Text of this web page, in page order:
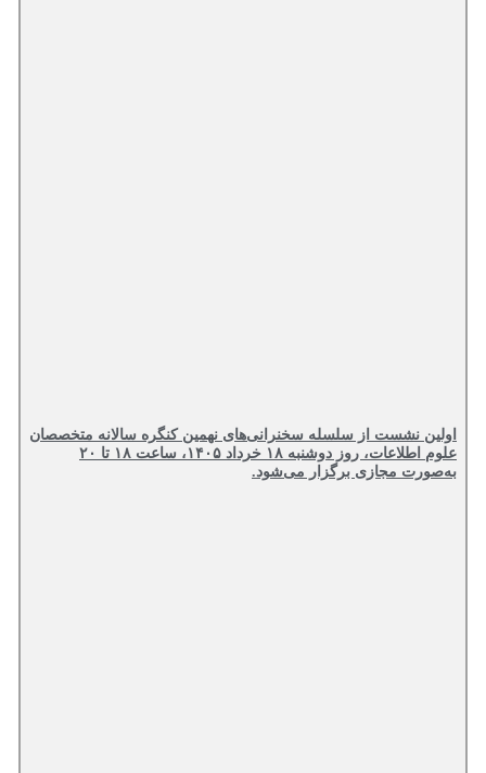
اولین نشست از سلسله سخنرانی‌های نهمین کنگره سالانه متخصصان
علوم اطلاعات، روز دوشنبه ۱۸ خرداد ۱۴۰۵، ساعت ۱۸ تا ۲۰
به‌صورت مجازی برگزار می‌شود.